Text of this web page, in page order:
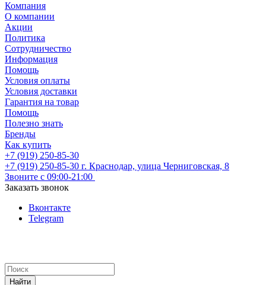
Компания
О компании
Акции
Политика
Сотрудничество
Информация
Помощь
Условия оплаты
Условия доставки
Гарантия на товар
Помощь
Полезно знать
Бренды
Как купить
+7 (919) 250-85-30
+7 (919) 250-85-30 г. Краснодар, улица Черниговская, 8
Звоните с 09:00-21:00
Заказать звонок
Вконтакте
Telegram
Найти